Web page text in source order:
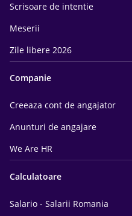
Scrisoare de intentie
Meserii
Zile libere 2026
Companie
Creeaza cont de angajator
Anunturi de angajare
We Are HR
Calculatoare
Salario - Salarii Romania